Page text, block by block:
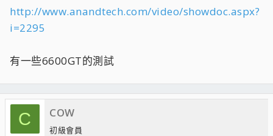
http://www.anandtech.com/video/showdoc.aspx?
i=2295
有一些6600GT的測試
C COW
初級會員